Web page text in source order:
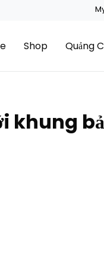
Shop Quảng
khung